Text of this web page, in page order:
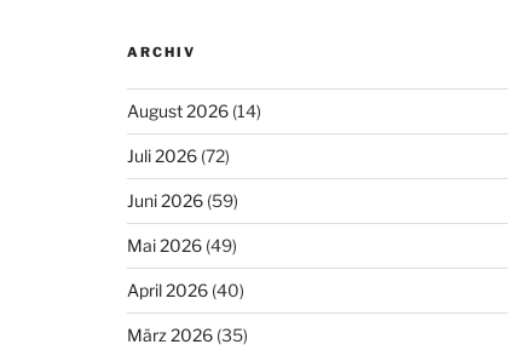
ARCHIV
August 2026(14)
Juli 2026(72)
Juni 2026(59)
Mai 2026(49)
April 2026(40)
März 2026(35)